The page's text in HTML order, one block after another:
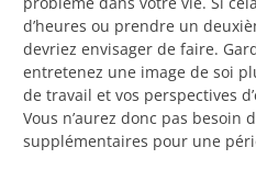
d’heures ou prendre un
devriez envisager de faire.
entretenez une image de soi
de travail et vos perspectives
Vous n’aurez donc pas besoin
supplémentaires pour une